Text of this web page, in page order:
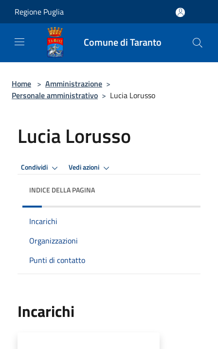
Regione Puglia
Comune di Taranto
Home > Amministrazione >
Personale amministrativo > Lucia Lorusso
Lucia Lorusso
Condividi Vedi azioni
INDICE DELLA PAGINA
Incarichi
Organizzazioni
Punti di contatto
Incarichi